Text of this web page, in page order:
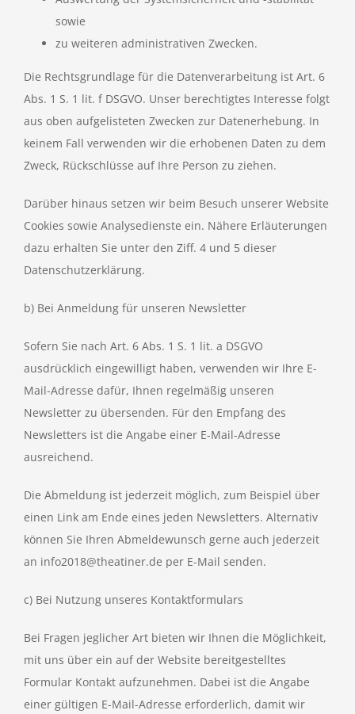
sowie
zu weiteren administrativen Zwecken.
Die Rechtsgrundlage für die Datenverarbeitung ist Art. 6
Abs. 1 S. 1 lit. f DSGVO. Unser berechtigtes Interesse folgt
aus oben aufgelisteten Zwecken zur Datenerhebung. In
keinem Fall verwenden wir die erhobenen Daten zu dem
Zweck, Rückschlüsse auf Ihre Person zu ziehen.
Darüber hinaus setzen wir beim Besuch unserer Website
Cookies sowie Analysedienste ein. Nähere Erläuterungen
dazu erhalten Sie unter den Ziff. 4 und 5 dieser
Datenschutzerklärung.
b) Bei Anmeldung für unseren Newsletter
Sofern Sie nach Art. 6 Abs. 1 S. 1 lit. a DSGVO
ausdrücklich eingewilligt haben, verwenden wir Ihre E-
Mail-Adresse dafür, Ihnen regelmäßig unseren
Newsletter zu übersenden. Für den Empfang des
Newsletters ist die Angabe einer E-Mail-Adresse
ausreichend.
Die Abmeldung ist jederzeit möglich, zum Beispiel über
einen Link am Ende eines jeden Newsletters. Alternativ
können Sie Ihren Abmeldewunsch gerne auch jederzeit
an info2018@theatiner.de per E-Mail senden.
c) Bei Nutzung unseres Kontaktformulars
Bei Fragen jeglicher Art bieten wir Ihnen die Möglichkeit,
mit uns über ein auf der Website bereitgestelltes
Formular Kontakt aufzunehmen. Dabei ist die Angabe
einer gültigen E-Mail-Adresse erforderlich, damit wir